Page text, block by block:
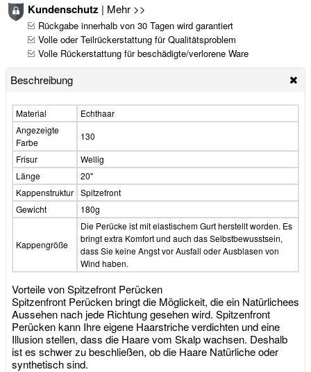
Kundenschutz | Mehr >>
Rückgabe innerhalb von 30 Tagen wird garantiert
Volle oder Teilrückerstattung für Qualitätsproblem
Volle Rückerstattung für beschädigte/verlorene Ware
Beschreibung
Material
Echthaar
Angezeigte
Farbe
130
Frisur
Wellig
Länge
20"
Kappenstruktur Spitzefront
Gewicht
180g
Kappengröße
Die Perücke ist mit elastischem Gurt herstellt worden. Es
bringt extra Komfort und auch das Selbstbewusstsein,
dass Sie keine Angst vor Ausfall oder Ausblasen von
Wind haben.
Vorteile von Spitzefront Perücken
Spitzenfront Perücken bringt die Möglickeit, die ein Natürlichees
Aussehen nach jede Richtung gesehen wird. Spitzenfront
Perücken kann Ihre eigene Haarstriche verdichten und eine
Illusion stellen, dass die Haare vom Skalp wachsen. Deshalb
ist es schwer zu beschließen, ob die Haare Natürliche oder
synthetisch sind.